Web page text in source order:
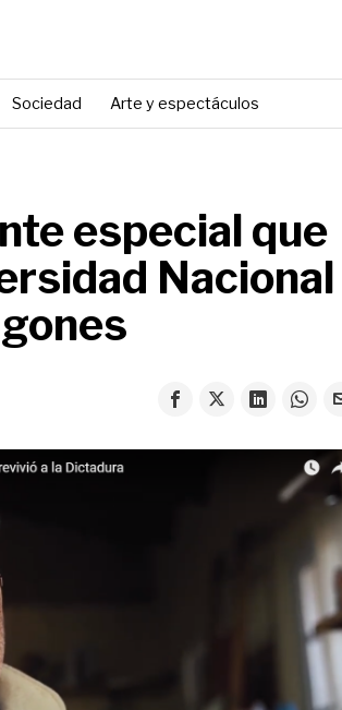
Sociedad Arte y espectáculos
especial que
Nacional